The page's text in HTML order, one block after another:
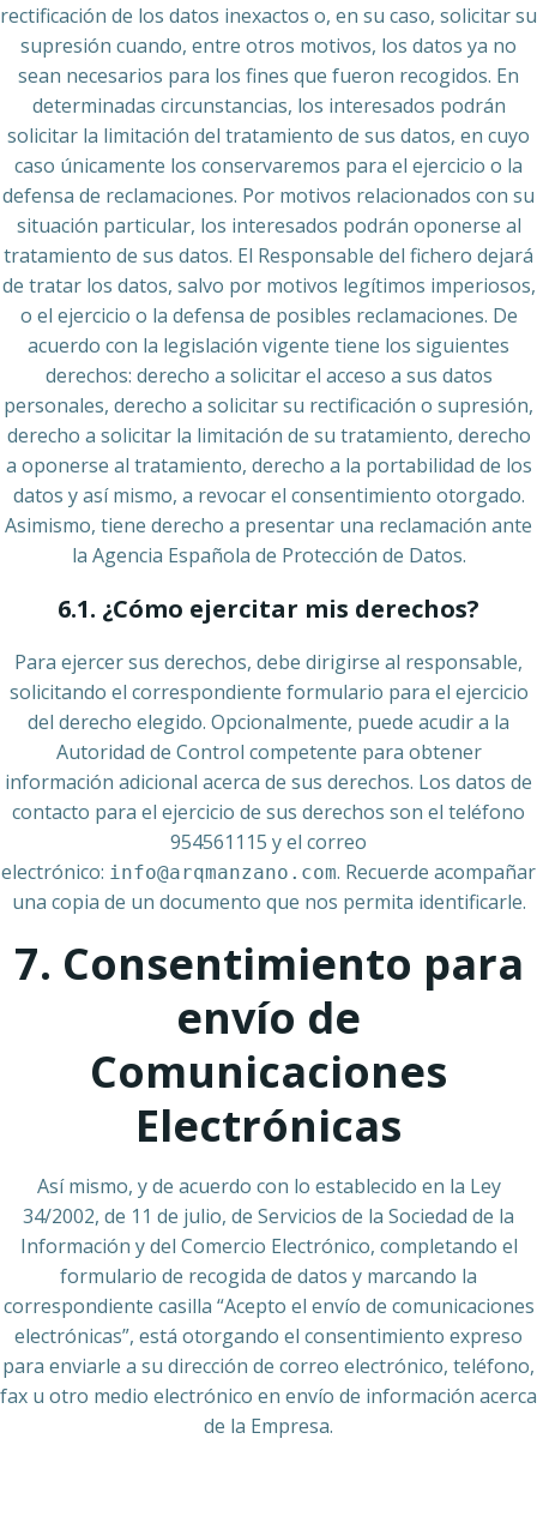
rectificación de los datos inexactos o, en su caso, solicitar su
supresión cuando, entre otros motivos, los datos ya no
sean necesarios para los fines que fueron recogidos. En
determinadas circunstancias, los interesados podrán
solicitar la limitación del tratamiento de sus datos, en cuyo
caso únicamente los conservaremos para el ejercicio o la
defensa de reclamaciones. Por motivos relacionados con su
situación particular, los interesados podrán oponerse al
tratamiento de sus datos. El Responsable del fichero dejará
de tratar los datos, salvo por motivos legítimos imperiosos,
o el ejercicio o la defensa de posibles reclamaciones. De
acuerdo con la legislación vigente tiene los siguientes
derechos: derecho a solicitar el acceso a sus datos
personales, derecho a solicitar su rectificación o supresión,
derecho a solicitar la limitación de su tratamiento, derecho
a oponerse al tratamiento, derecho a la portabilidad de los
datos y así mismo, a revocar el consentimiento otorgado.
Asimismo, tiene derecho a presentar una reclamación ante
la Agencia Española de Protección de Datos.
6.1. ¿Cómo ejercitar mis derechos?
Para ejercer sus derechos, debe dirigirse al responsable,
solicitando el correspondiente formulario para el ejercicio
del derecho elegido. Opcionalmente, puede acudir a la
Autoridad de Control competente para obtener
información adicional acerca de sus derechos. Los datos de
contacto para el ejercicio de sus derechos son el teléfono
954561115 y el correo
electrónico: info@arqmanzano.com. Recuerde acompañar
una copia de un documento que nos permita identificarle.
7. Consentimiento para
envío de
Comunicaciones
Electrónicas
Así mismo, y de acuerdo con lo establecido en la Ley
34/2002, de 11 de julio, de Servicios de la Sociedad de la
Información y del Comercio Electrónico, completando el
formulario de recogida de datos y marcando la
correspondiente casilla “Acepto el envío de comunicaciones
electrónicas”, está otorgando el consentimiento expreso
para enviarle a su dirección de correo electrónico, teléfono,
fax u otro medio electrónico en envío de información acerca
de la Empresa.